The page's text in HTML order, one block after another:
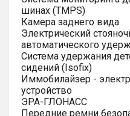
шинах (TMPS)
Камера заднего вида
Электрический
автоматического
Система удержания
сидений (Isofix)
Иммобилайзер -
устройство
ЭРА-ГЛОНАСС
Передние ремни